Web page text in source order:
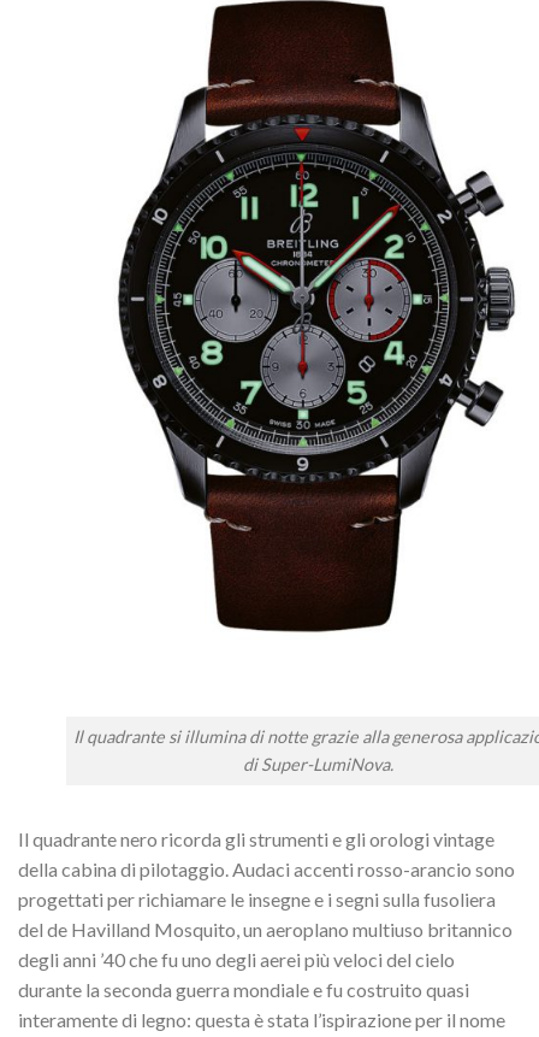
Il quadrante si illumina di notte grazie alla generosa
di Super-LumiNova.
Il quadrante nero ricorda gli strumenti e gli orologi vintage
della cabina di pilotaggio. Audaci accenti rosso-arancio sono
progettati per richiamare le insegne e i segni sulla fusoliera
del de Havilland Mosquito, un aeroplano multiuso britannico
degli anni ’40 che fu uno degli aerei più veloci del cielo
durante la seconda guerra mondiale e fu costruito quasi
interamente di legno: questa è stata l’ispirazione per il nome